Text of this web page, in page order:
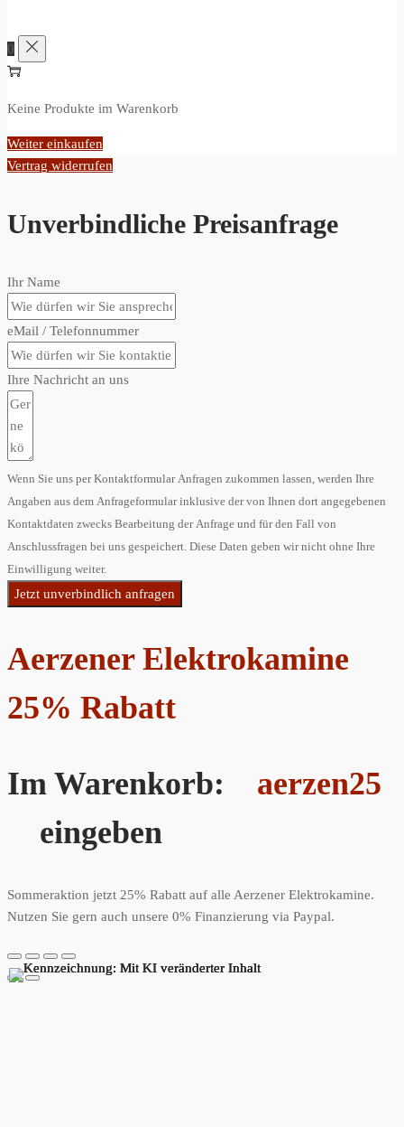
0
Keine Produkte im Warenkorb
Weiter einkaufen
Vertrag widerrufen
Unverbindliche Preisanfrage
Ihr Name
eMail / Telefonnummer
Ihre Nachricht an uns
Wenn Sie uns per Kontaktformular Anfragen zukommen lassen, werden Ihre
Angaben aus dem Anfrageformular inklusive der von Ihnen dort angegebenen
Kontaktdaten zwecks Bearbeitung der Anfrage und für den Fall von
Anschlussfragen bei uns gespeichert. Diese Daten geben wir nicht ohne Ihre
Einwilligung weiter.
Jetzt unverbindlich anfragen
Aerzener Elektrokamine
25% Rabatt
Im Warenkorb: aerzen25
eingeben
Sommeraktion jetzt 25% Rabatt auf alle Aerzener Elektrokamine.
Nutzen Sie gern auch unsere 0% Finanzierung via Paypal.